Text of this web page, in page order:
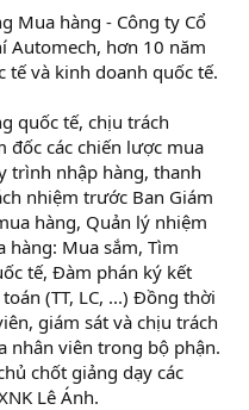
Mua hàng - Công ty Cổ
Automech, hơn 10 năm
và kinh doanh quốc tế.
quốc tế, chịu trách
đốc các chiến lược mua
trình nhập hàng, thanh
nhiệm trước Ban Giám
hàng, Quản lý nhiệm
hàng: Mua sắm, Tìm
tế, Đàm phán ký kết
(TT, LC, ...) Đồng thời
giám sát và chịu trách
nhân viên trong bộ phận.
chốt giảng dạy các
Lê Ánh.